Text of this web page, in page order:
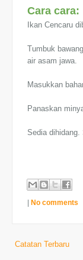
Cara cara:
Ikan Cencaru
Tumbuk
air asam jawa.
Masukkan
Panaskan
Sedia dihidang.
| No comments
Catatan Terbaru